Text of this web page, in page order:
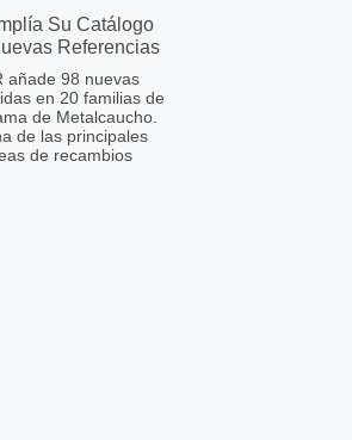
Su Catálogo
Referencias
añade 98 nuevas
en 20 familias de
de Metalcaucho.
de las principales
de recambios